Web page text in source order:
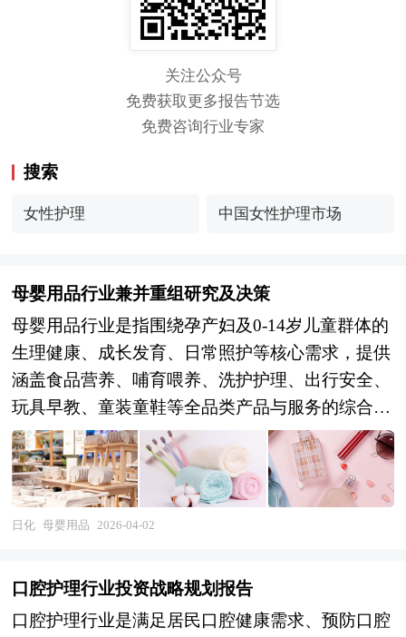
关注公众号
免费获取更多报告节选
免费咨询行业专家
搜索
女性护理 中国女性护理市场
母婴用品行业兼并重组研究及决策
母婴用品行业是指围绕孕产妇及0-14岁儿童群体的
生理健康、成长发育、日常照护等核心需求，提供
涵盖食品营养、哺育喂养、洗护护理、出行安全、
玩具早教、童装童鞋等全品类产品与服务的综合性
产业。作为大消费领域最具刚性需求特征与情感消
费属性的赛道之一，母婴用品行业兼具高频复购、
高客单价、高信任门槛三重特性，产业链条从上游
原材料供应、研发生产延伸至品牌运营、渠道零售
化调整、育儿理念迭代升级以及家庭消费决策结构
变化，母婴用品已从功能型商品进化为承载科学育
日化 母婴用品 2026-04-02
口腔护理行业投资战略规划报告
口腔护理行业是满足居民口腔健康需求、预防口腔